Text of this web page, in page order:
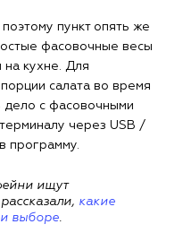
пункт опять же
фасовочные весы
на кухне. Для
салата во время
дело с фасовочными
через USB /
программу.
ищут
какие
выборе